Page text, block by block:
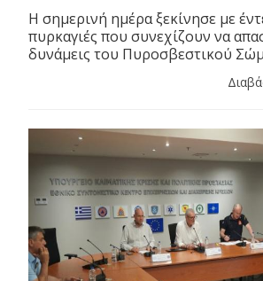
Η σημερινή ημέρα ξεκίνησε με
πυρκαγιές που συνεχίζουν να
δυνάμεις του Πυροσβεστικού